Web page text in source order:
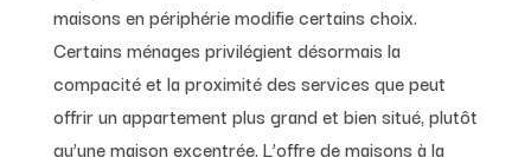
maisons en périphérie modifie certains choix.
Certains ménages privilégient désormais la
compacité et la proximité des services que peut
offrir un appartement plus grand et bien situé, plutôt
qu’une maison excentrée. L’offre de maisons à la